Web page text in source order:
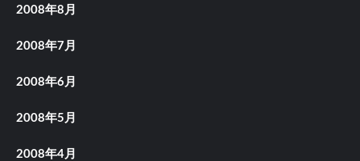
2008年8月
2008年7月
2008年6月
2008年5月
2008年4月